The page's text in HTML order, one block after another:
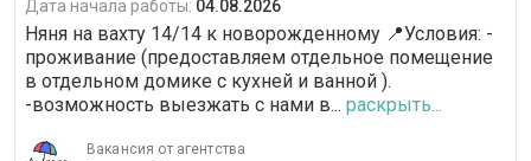
Дата начала работы: 04.08.2026
Няня на вахту 14/14 к новорожденному 📍Условия: -
проживание (предоставляем отдельное помещение
в отдельном домике с кухней и ванной ).
-возможность выезжать с нами в... раскрыть...
Вакансия от агентства